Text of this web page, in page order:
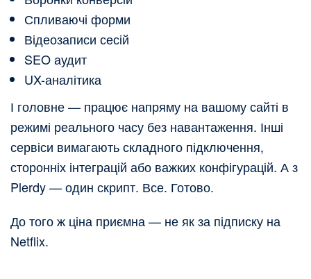
Спливаючі форми
Відеозаписи сесій
SEO аудит
UX-аналітика
І головне — працює напряму на вашому сайті в
режимі реального часу без навантаження. Інші
сервіси вимагають складного підключення,
сторонніх інтеграцій або важких конфігурацій. А з
Plerdy — один скрипт. Все. Готово.
До того ж ціна приємна — не як за підписку на
Netflix.